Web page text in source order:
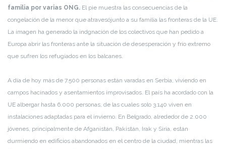
familia por varias ONG. El pie muestra las consecuencias de la
congelación de la menor que atravesójunto a su familia las fronteras de la UE.
La imagen ha generado la indgnación de los colectivos que han pedido a
Europa abrir las fronteras ante la situación de desesperación y frío extremo
que sufren los refugiados en los balcanes.
A día de hoy más de 7.500 personas están varadas en Serbia, viviendo en
campos hacinados y asentamientos improvisados. El país ha acordado con la
UE albergar hasta 6.000 personas, de las cuales solo 3.140 viven en
instalaciones adaptadas para el invierno. En Belgrado, alrededor de 2.000
jóvenes, principalmente de Afganistán, Pakistán, Irak y Siria, están
durmiendo en edificios abandonados en el centro de la ciudad, mientras las